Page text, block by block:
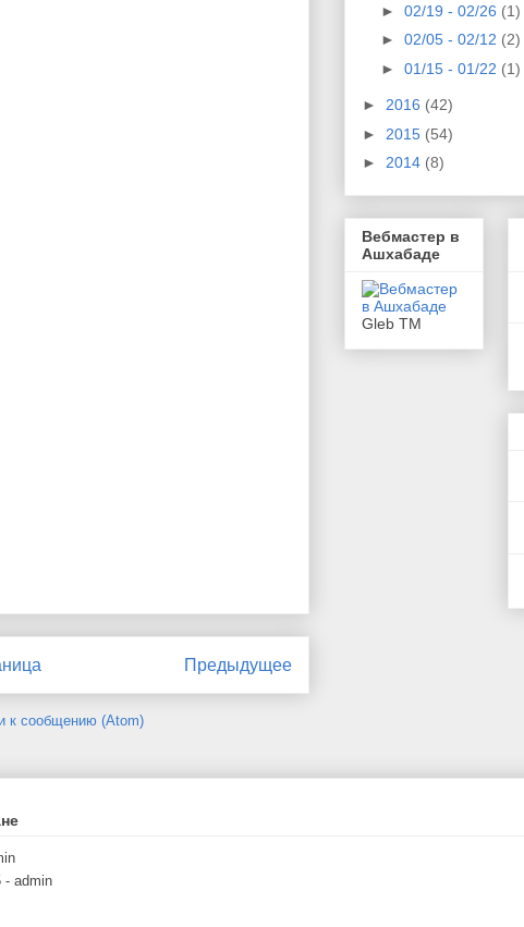
Предыдущее
к сообщению (Atom)
► 02/19 - 02/26 (1)
► 02/05 - 02/12 (2)
► 01/15 - 01/22 (1)
► 2016 (42)
► 2015 (54)
► 2014 (8)
Вебмастер в
Ашхабаде
Gleb TM
- admin